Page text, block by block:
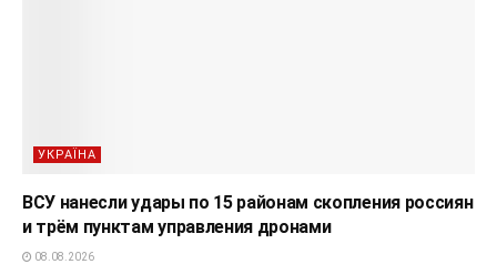
УКРАЇНА
ВСУ нанесли удары по 15 районам скопления россиян
и трём пунктам управления дронами
08.08.2026